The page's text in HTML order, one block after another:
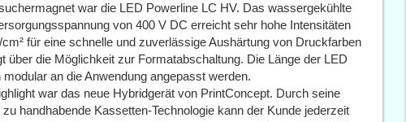
war die LED Powerline LC HV. Das wassergekühlte
von 400 V DC erreicht sehr hohe Intensitäten
für eine schnelle und zuverlässige Aushärtung von Druckfarben
über die Möglichkeit zur Formatabschaltung. Die Länge der LED
an die Anwendung angepasst werden.
war das neue Hybridgerät von PrintConcept. Durch seine
handhabende Kassetten-Technologie kann der Kunde jederzeit